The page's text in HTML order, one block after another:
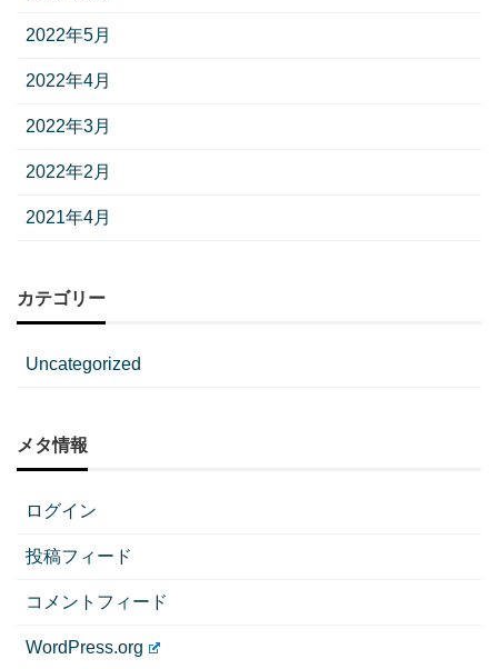
2022年5月
2022年4月
2022年3月
2022年2月
2021年4月
カテゴリー
Uncategorized
メタ情報
ログイン
投稿フィード
コメントフィード
WordPress.org